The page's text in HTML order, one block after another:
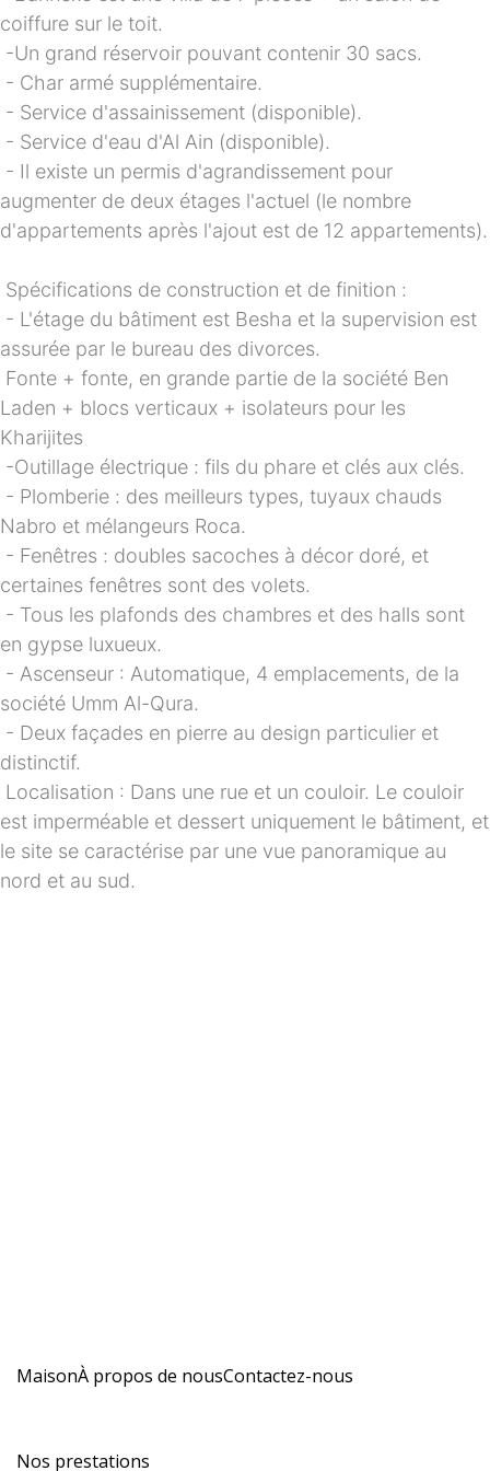
coiffure sur le toit.
-Un grand réservoir pouvant contenir 30 sacs.
- Char armé supplémentaire.
- Service d'assainissement (disponible).
- Service d'eau d'Al Ain (disponible).
- Il existe un permis d'agrandissement pour
augmenter de deux étages l'actuel (le nombre
d'appartements après l'ajout est de 12 appartements).
Spécifications de construction et de finition :
- L'étage du bâtiment est Besha et la supervision est
assurée par le bureau des divorces.
Fonte + fonte, en grande partie de la société Ben
Laden + blocs verticaux + isolateurs pour les
Kharijites
-Outillage électrique : fils du phare et clés aux clés.
- Plomberie : des meilleurs types, tuyaux chauds
Nabro et mélangeurs Roca.
- Fenêtres : doubles sacoches à décor doré, et
certaines fenêtres sont des volets.
- Tous les plafonds des chambres et des halls sont
en gypse luxueux.
- Ascenseur : Automatique, 4 emplacements, de la
société Umm Al-Qura.
- Deux façades en pierre au design particulier et
distinctif.
Localisation : Dans une rue et un couloir. Le couloir
est imperméable et dessert uniquement le bâtiment, et
le site se caractérise par une vue panoramique au
nord et au sud.
MaisonÀ propos de nousContactez-nous
Nos prestations